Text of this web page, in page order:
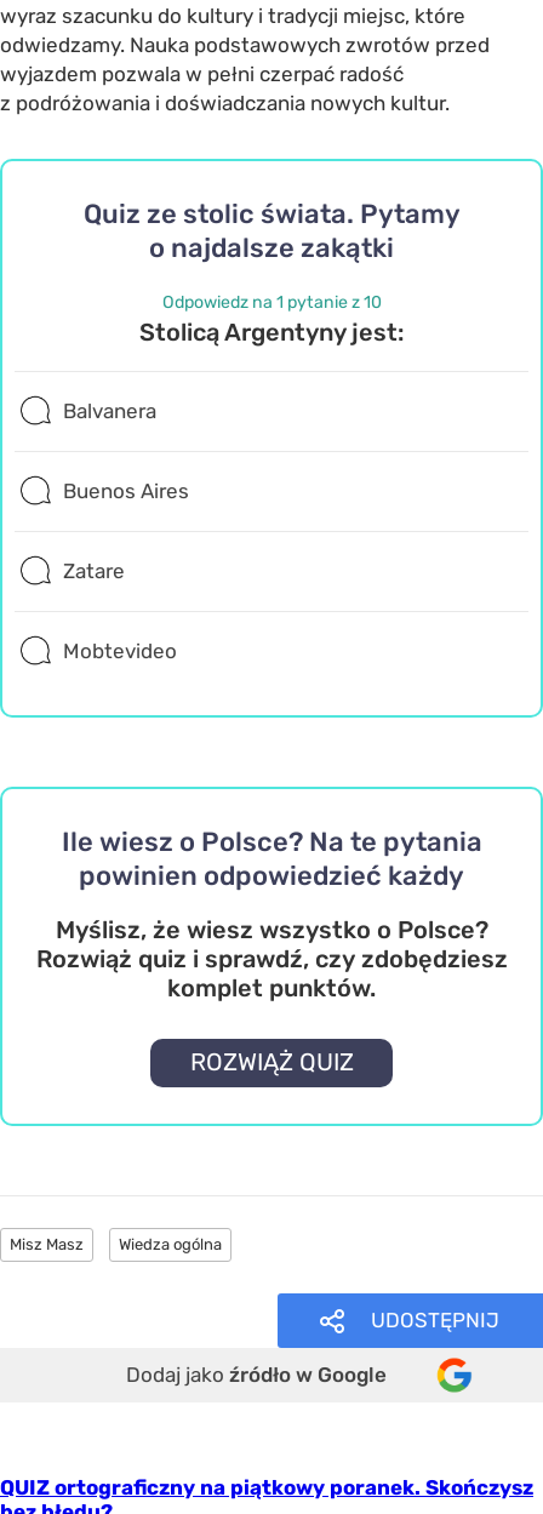
wyraz szacunku do kultury i tradycji miejsc, które
odwiedzamy. Nauka podstawowych zwrotów przed
wyjazdem pozwala w pełni czerpać radość
z podróżowania i doświadczania nowych kultur.
Quiz ze stolic świata. Pytamy
o najdalsze zakątki
Odpowiedz na 1 pytanie z 10
Stolicą Argentyny jest:
Balvanera
Buenos Aires
Zatare
Mobtevideo
Ile wiesz o Polsce? Na te pytania
powinien odpowiedzieć każdy
Myślisz, że wiesz wszystko o Polsce?
Rozwiąż quiz i sprawdź, czy zdobędziesz
komplet punktów.
ROZWIĄŻ QUIZ
Misz Masz Wiedza ogólna
UDOSTĘPNIJ
Dodaj jako źródło w Google
QUIZ ortograficzny na piątkowy poranek. Skończysz